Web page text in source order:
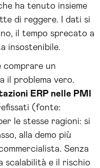
ha tenuto insieme
di reggere. I dati si
il tempo sprecato a
insostenibile.
comprare un
il problema vero.
ERP nelle PMI
(fonte:
le stesse ragioni: si
alla demo più
Senza
scalabilità e il rischio